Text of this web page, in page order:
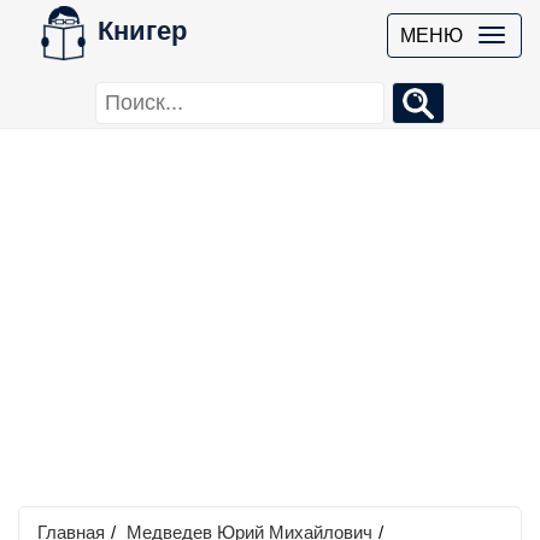
Книгер МЕНЮ
Главная / Медведев Юрий Михайлович /